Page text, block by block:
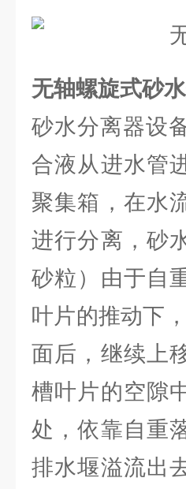
无轴螺旋式砂
砂水分离器设
合液从进水管
聚集箱，在水
进行分离，砂
砂粒）由于自
叶片的推动下
面后，继续上
槽叶片的空隙
处，依靠自重
排水堰溢流出